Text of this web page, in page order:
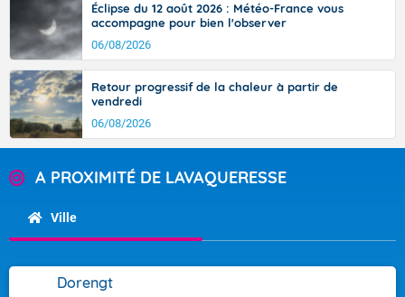
Éclipse du 12 août 2026 : Météo-France vous
accompagne pour bien l'observer
06/08/2026
Retour progressif de la chaleur à partir de
vendredi
06/08/2026
A PROXIMITÉ DE LAVAQUERESSE
Ville
Dorengt